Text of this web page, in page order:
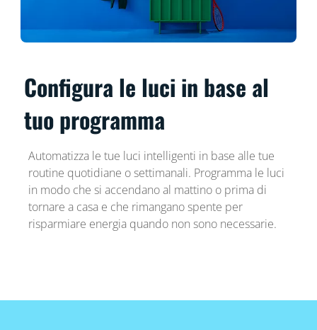
Configura le luci in base al
tuo programma
Automatizza le tue luci intelligenti in base alle tue
routine quotidiane o settimanali. Programma le luci
in modo che si accendano al mattino o prima di
tornare a casa e che rimangano spente per
risparmiare energia quando non sono necessarie.